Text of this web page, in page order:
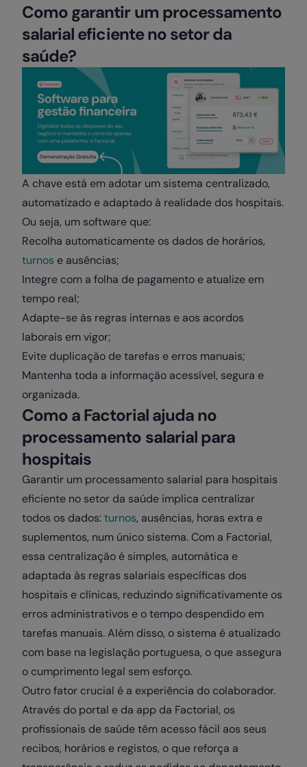
Como garantir um processamento
salarial eficiente no setor da
saúde?
A chave está em adotar um sistema centralizado,
automatizado e adaptado à realidade dos hospitais.
Ou seja, um software que:
Recolha automaticamente os dados de horários,
turnos e ausências;
Integre com a folha de pagamento e atualize em
tempo real;
Adapte-se às regras internas e aos acordos
laborais em vigor;
Evite duplicação de tarefas e erros manuais;
Mantenha toda a informação acessível, segura e
organizada.
Como a Factorial ajuda no
processamento salarial para
hospitais
Garantir um processamento salarial para hospitais
eficiente no setor da saúde implica centralizar
todos os dados:turnos, ausências, horas extra e
suplementos, num único sistema. Com a Factorial,
essa centralização é simples, automática e
adaptada às regras salariais específicas dos
hospitais e clínicas, reduzindo significativamente os
erros administrativos e o tempo despendido em
tarefas manuais. Além disso, o sistema é atualizado
com base na legislação portuguesa, o que assegura
o cumprimento legal sem esforço.
Outro fator crucial é a experiência do colaborador.
Através do portal e da app da Factorial, os
profissionais de saúde têm acesso fácil aos seus
recibos, horários e registos, o que reforça a